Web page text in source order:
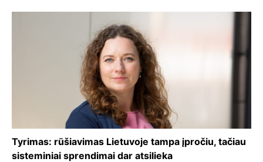
Tyrimas: rūšiavimas Lietuvoje tampa įpročiu, tačiau
sisteminiai sprendimai dar atsilieka